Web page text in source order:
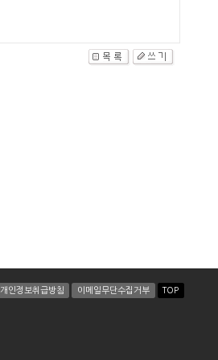
개인정보취급방침 이메일무단수집거부 TOP